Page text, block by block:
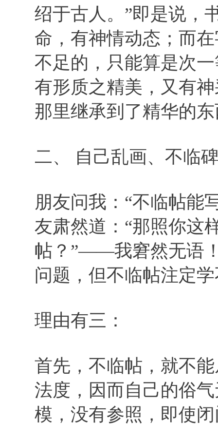
绍于古人。”即是说，
命，有神情动态；而
不足的，只能算是次
有形质之精美，又有
那里继承到了精华的
二、 自己乱画、不临
朋友问我：“不临帖能
友肃然道：“那照你这
帖？”——我窘然无语
问题，但不临帖注定
理由有三：
首先，不临帖，就不
法度，因而自己的俗
模，没有参照，即使